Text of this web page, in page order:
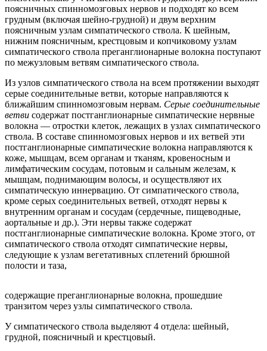
поясничных спинномозговых нервов и подходят ко всем
грудным (включая шейно-грудной) и двум верхним
поясничным узлам симпатического ствола. К шейным,
нижним поясничным, крестцовым и копчиковому узлам
симпатического ствола преганглионарные волокна поступают
по межузловым ветвям симпатического ствола.
Из узлов симпатического ствола на всем протяжении выходят
серые соединительные ветви, которые направляются к
ближайшим спинномозговым нервам. Серые соединительные
ветви содержат постганглионарные симпатические нервные
волокна — отростки клеток, лежащих в узлах симпатического
ствола. В составе спинномозговых нервов и их ветвей эти
постганглионарные симпатические волокна направляются к
коже, мышцам, всем органам и тканям, кровеносным и
лимфатическим сосудам, потовым и сальным железам, к
мышцам, поднимающим волосы, и осуществляют их
симпатическую иннервацию. От симпатического ствола,
кроме серых соединительных ветвей, отходят нервы к
внутренним органам и сосудам (сердечные, пищеводные,
аортальные и др.). Эти нервы также содержат
постганглионарные симпатические волокна. Кроме этого, от
симпатического ствола отходят симпатические нервы,
следующие к узлам вегетативных сплетений брюшной
полости и таза,
содержащие преганглионарные волокна, прошедшие
транзитом через узлы симпатического ствола.
У симпатического ствола выделяют 4 отдела: шейный,
грудной, поясничный и крестцовый.